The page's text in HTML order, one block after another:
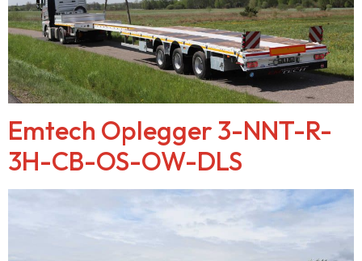
Emtech Oplegger 3-NNT-R-
3H-CB-OS-OW-DLS